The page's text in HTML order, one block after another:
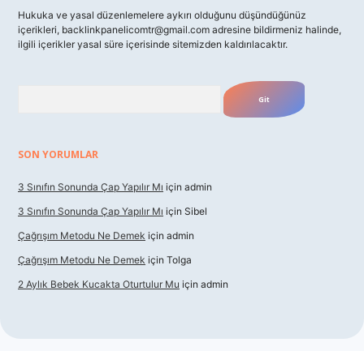
Hukuka ve yasal düzenlemelere aykırı olduğunu düşündüğünüz
içerikleri, backlinkpanelicomtr@gmail.com adresine bildirmeniz halinde,
ilgili içerikler yasal süre içerisinde sitemizden kaldırılacaktır.
SON YORUMLAR
3 Sınıfın Sonunda Çap Yapılır Mı için admin
3 Sınıfın Sonunda Çap Yapılır Mı için Sibel
Çağrışım Metodu Ne Demek için admin
Çağrışım Metodu Ne Demek için Tolga
2 Aylık Bebek Kucakta Oturtulur Mu için admin